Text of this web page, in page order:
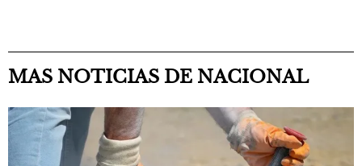
MAS NOTICIAS DE NACIONAL